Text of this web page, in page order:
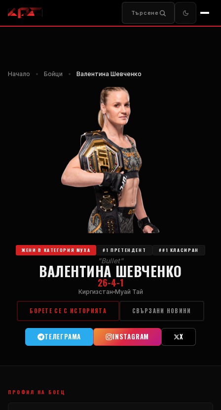
Търсене
Начало • Бойци • Валентина Шевченко
ЖЕНИ В КАТЕГОРИЯ МУХА #1 ПРЕТЕНДЕНТ ##1 КЛАСИРАН
"Bullet"
ВАЛЕНТИНА ШЕВЧЕНКО
26-4-1
Киргизстан Муай Тай
БОРЕТЕ СЕ С ИСТОРИЯТА СВЪРЗАНИ НОВИНИ
ТЕЛЕГРАМА INSTAGRAM X
ПРОФИЛ НА БОЕЦ